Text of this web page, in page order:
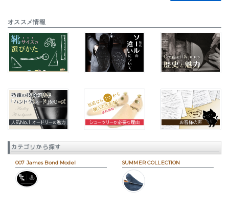
オススメ情報
カテゴリから探す
007 James Bond Model SUMMER COLLECTION